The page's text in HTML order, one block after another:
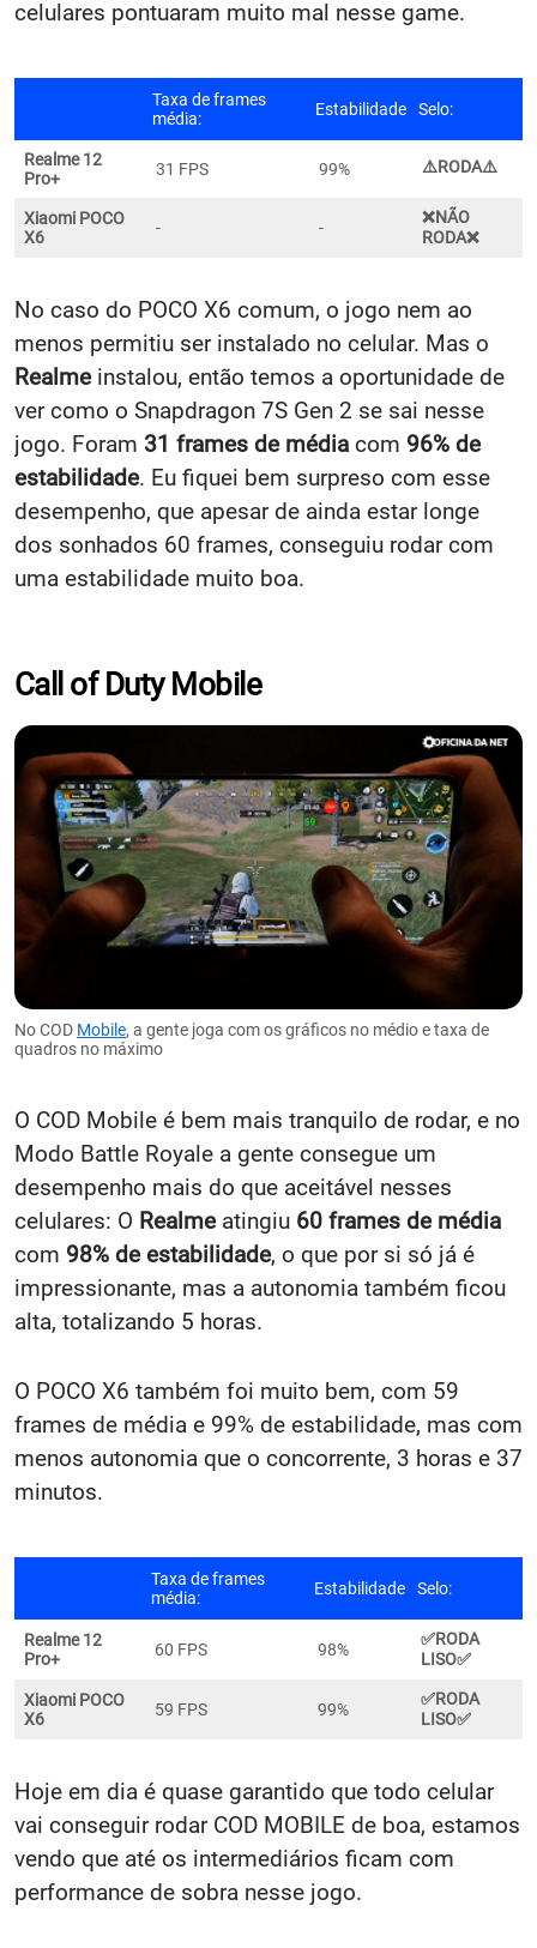
celulares pontuaram muito mal nesse game.
Taxa de frames
média:
Estabilidade Selo:
Realme 12
Pro+
31 FPS 99% ⚠️RODA⚠️
Xiaomi POCO
X6
- -
❌NÃO
RODA❌
No caso do POCO X6 comum, o jogo nem ao
menos permitiu ser instalado no celular. Mas o
Realme instalou, então temos a oportunidade de
ver como o Snapdragon 7S Gen 2 se sai nesse
jogo. Foram 31 frames de média com 96% de
estabilidade. Eu fiquei bem surpreso com esse
desempenho, que apesar de ainda estar longe
dos sonhados 60 frames, conseguiu rodar com
uma estabilidade muito boa.
Call of Duty Mobile
No COD Mobile, a gente joga com os gráficos no médio e taxa de
quadros no máximo
O COD Mobile é bem mais tranquilo de rodar, e no
Modo Battle Royale a gente consegue um
desempenho mais do que aceitável nesses
celulares: O Realme atingiu 60 frames de média
com 98% de estabilidade, o que por si só já é
impressionante, mas a autonomia também ficou
alta, totalizando 5 horas.
O POCO X6 também foi muito bem, com 59
frames de média e 99% de estabilidade, mas com
menos autonomia que o concorrente, 3 horas e 37
minutos.
Taxa de frames
média:
Estabilidade Selo:
Realme 12
Pro+
60 FPS 98%
✅RODA
LISO✅
Xiaomi POCO
X6
59 FPS 99%
✅RODA
LISO✅
Hoje em dia é quase garantido que todo celular
vai conseguir rodar COD MOBILE de boa, estamos
vendo que até os intermediários ficam com
performance de sobra nesse jogo.